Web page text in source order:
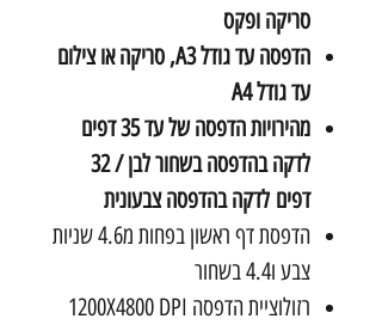
סריקה ופקס
הדפסה עד גודל A3, סריקה או צילום
עד גודל A4
מהירויות הדפסה של עד 35 דפים
לדקה בהדפסה בשחור לבן / 32
דפים לדקה בהדפסה צבעונית
הדפסת דף ראשון בפחות מ4.6 שניות
צבע ו4.4 בשחור
רזולוציית הדפסה 1200X4800 DPI